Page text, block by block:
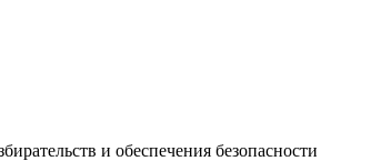
и обеспечения безопасности